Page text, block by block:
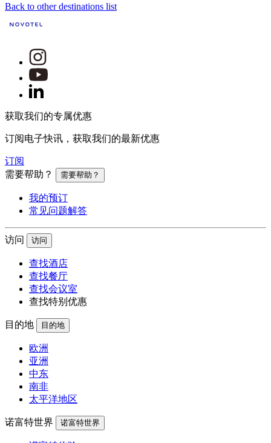
Back to other destinations list
获取我们的专属优惠
订阅电子快讯，获取我们的最新优惠
订阅
需要帮助？
需要帮助？
我的预订
常见问题解答
访问 访问
查找酒店
查找餐厅
查找会议室
查找特别优惠
目的地 目的地
欧洲
亚洲
中东
南非
太平洋地区
诺富特世界 诺富特世界